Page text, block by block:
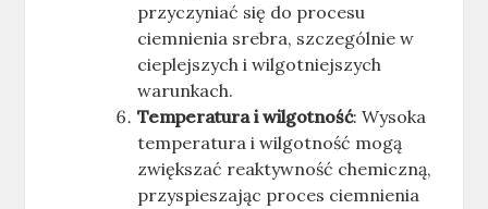
przyczyniać się do procesu
ciemnienia srebra, szczególnie w
cieplejszych i wilgotniejszych
warunkach.
Temperatura i wilgotność: Wysoka
temperatura i wilgotność mogą
zwiększać reaktywność chemiczną,
przyspieszając proces ciemnienia